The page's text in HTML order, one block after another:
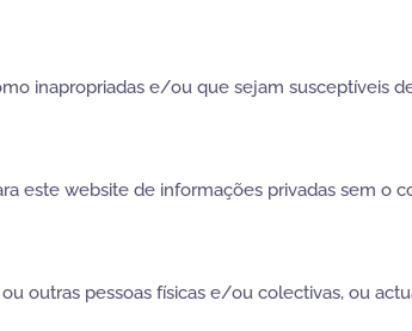
inapropriadas e/ou que sejam susceptíveis
este website de informações privadas sem o
outras pessoas físicas e/ou colectivas, ou